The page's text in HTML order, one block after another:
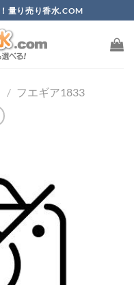
量り売り香水.COM
/ フエギア1833